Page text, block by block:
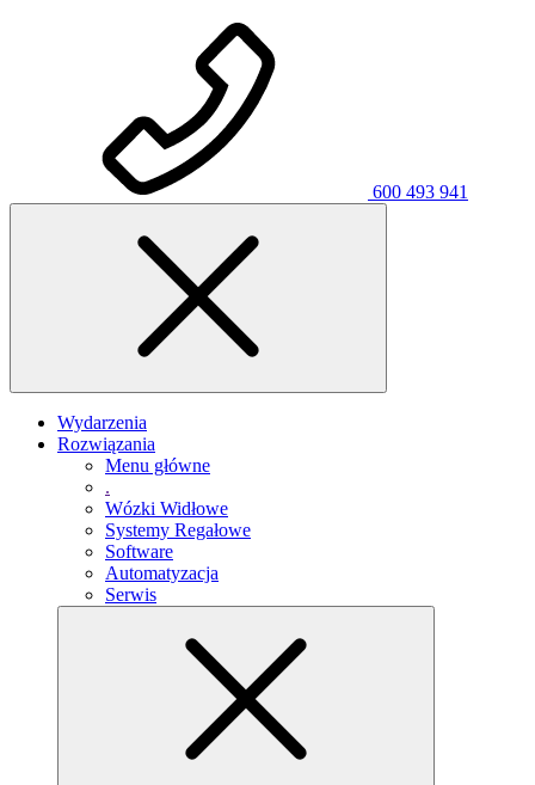
600 493 941
Wydarzenia
Rozwiązania
Menu główne
.
Wózki Widłowe
Systemy Regałowe
Software
Automatyzacja
Serwis